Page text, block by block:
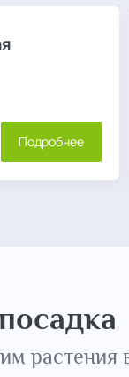
Подробнее
растения